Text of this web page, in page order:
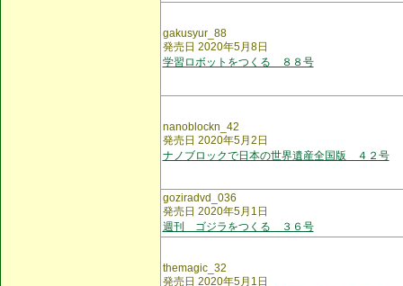
gakusyur_88
発売日 2020年5月8日
学習ロボットをつくる ８８号
nanoblockn_42
発売日 2020年5月2日
ナノブロックで日本の世界遺産全国版 ４２号
goziradvd_036
発売日 2020年5月1日
週刊 ゴジラをつくる ３６号
themagic_32
発売日 2020年5月1日